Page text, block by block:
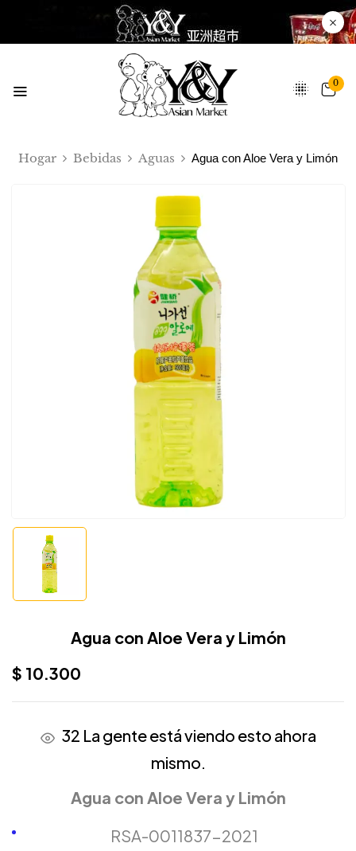
0
Hogar Bebidas Aguas Agua con Aloe Vera y Limón
Agua con Aloe Vera y Limón
$ 10.300
32 La gente está viendo esto ahora
mismo.
Agua con Aloe Vera y Limón
RSA-0011837-2021